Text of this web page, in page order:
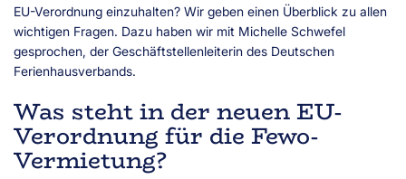
EU-Verordnung einzuhalten? Wir geben einen Überblick zu allen
wichtigen Fragen. Dazu haben wir mit Michelle Schwefel
gesprochen, der Geschäftstellenleiterin des Deutschen
Ferienhausverbands.
Was steht in der neuen EU-
Verordnung für die Fewo-
Vermietung?